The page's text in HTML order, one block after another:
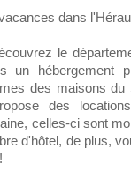
dans
le
un hébergement
des maisons du
des
celles-ci sont
d'hôtel, de plus,